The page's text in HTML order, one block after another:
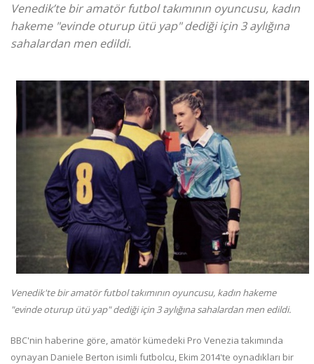
Venedik’te bir amatör futbol takımının oyuncusu, kadın
hakeme "evinde oturup ütü yap" dediği için 3 aylığına
sahalardan men edildi.
Venedik'te bir amatör futbol takımının oyuncusu, kadın hakeme
"evinde oturup ütü yap" dediği için 3 aylığına sahalardan men edildi.
BBC'nin haberine göre, amatör kümedeki Pro Venezia takımında
oynayan Daniele Berton isimli futbolcu, Ekim 2014'te oynadıkları bir